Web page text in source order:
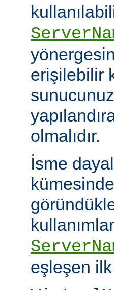
erişilebilir
olmalıdır.
İsme
eşleşen ilk